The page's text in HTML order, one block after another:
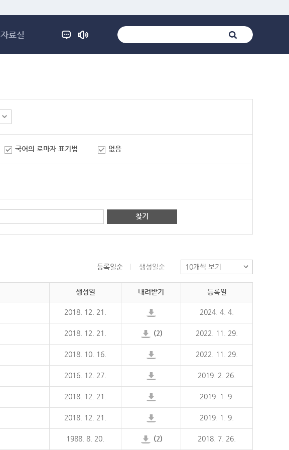
자료실
국어의 로마자 표기법 없음
찾기
등록일순 생성일순
생성일 내려받기 등록일
2018. 12. 21. 2024. 4. 4.
2018. 12. 21. (2) 2022. 11. 29.
2018. 10. 16. 2022. 11. 29.
2016. 12. 27. 2019. 2. 26.
2018. 12. 21. 2019. 1. 9.
2018. 12. 21. 2019. 1. 9.
1988. 8. 20. (2) 2018. 7. 26.